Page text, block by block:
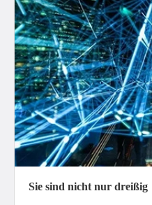
Sie sind nicht nur dreißig